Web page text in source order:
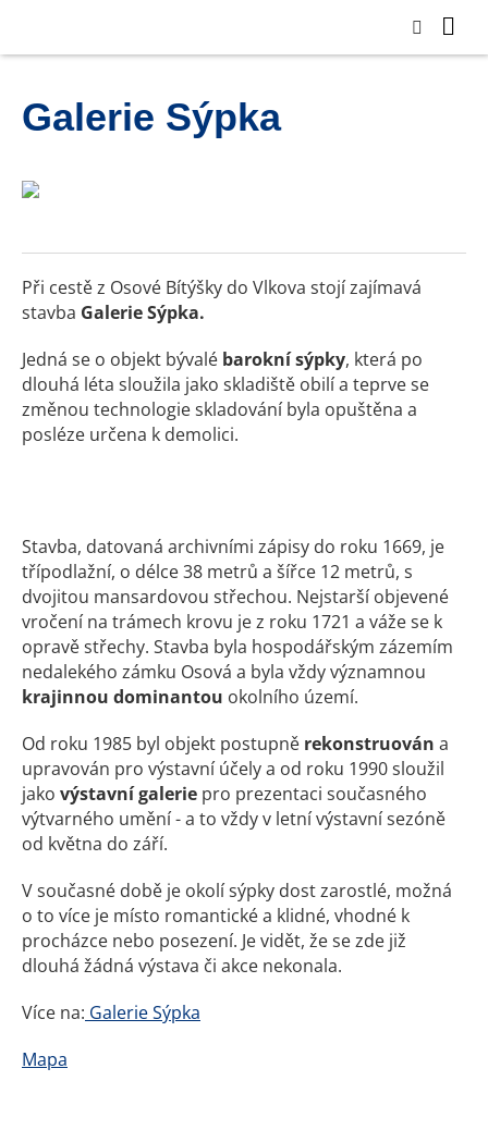
Galerie Sýpka
Při cestě z Osové Bítýšky do Vlkova stojí zajímavá
stavba Galerie Sýpka.
Jedná se o objekt bývalé barokní sýpky, která po
dlouhá léta sloužila jako skladiště obilí a teprve se
změnou technologie skladování byla opuštěna a
posléze určena k demolici.
Stavba, datovaná archivními zápisy do roku 1669, je
třípodlažní, o délce 38 metrů a šířce 12 metrů, s
dvojitou mansardovou střechou. Nejstarší objevené
vročení na trámech krovu je z roku 1721 a váže se k
opravě střechy. Stavba byla hospodářským zázemím
nedalekého zámku Osová a byla vždy významnou
krajinnou dominantou okolního území.
Od roku 1985 byl objekt postupně rekonstruován a
upravován pro výstavní účely a od roku 1990 sloužil
jako výstavní galerie pro prezentaci současného
výtvarného umění - a to vždy v letní výstavní sezóně
od května do září.
V současné době je okolí sýpky dost zarostlé, možná
o to více je místo romantické a klidné, vhodné k
procházce nebo posezení. Je vidět, že se zde již
dlouhá žádná výstava či akce nekonala.
Více na: Galerie Sýpka
Mapa